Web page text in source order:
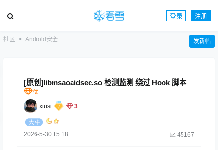
登录 注册
社区 Android安全 发新帖
[原创]libmsaoaidsec.so 检测监测 绕过 Hook 脚本
xiusi 3
2026-5-30 15:18 45167